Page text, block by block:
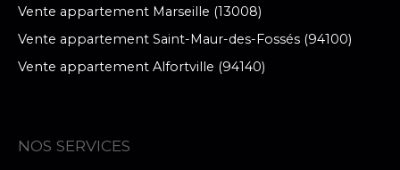
Vente appartement Marseille (13008)
Vente appartement Saint-Maur-des-Fossés (94100)
Vente appartement Alfortville (94140)
NOS SERVICES